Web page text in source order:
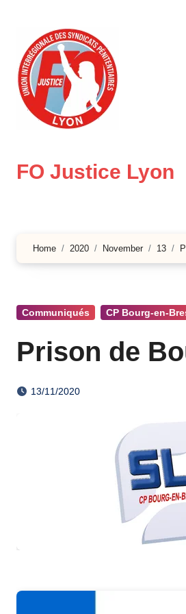
content
FO Justice Lyon
Home 2020 November 13
Communiqués CP Bourg-en-
Prison de
13/11/2020